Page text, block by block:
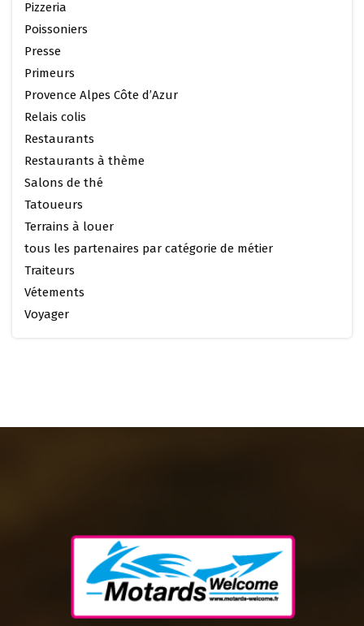
Pizzeria
Poissoniers
Presse
Primeurs
Provence Alpes Côte d’Azur
Relais colis
Restaurants
Restaurants à thème
Salons de thé
Tatoueurs
Terrains à louer
tous les partenaires par catégorie de métier
Traiteurs
Vétements
Voyager